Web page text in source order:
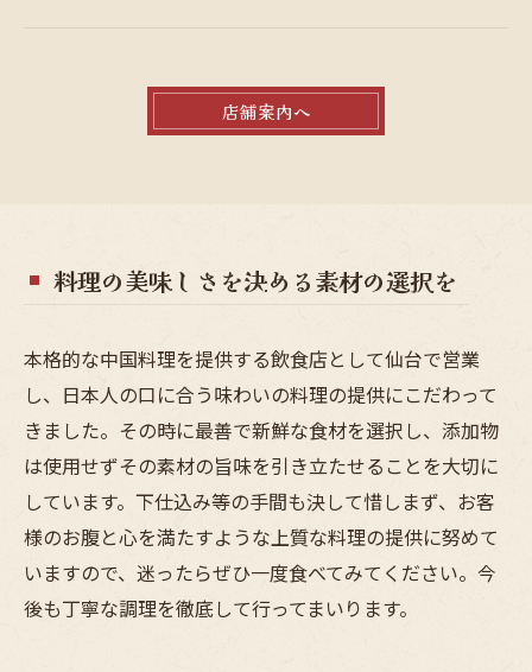
店舗案内へ
料理の美味しさを決める素材の選択を
本格的な中国料理を提供する飲食店として仙台で営業
し、日本人の口に合う味わいの料理の提供にこだわって
きました。その時に最善で新鮮な食材を選択し、添加物
は使用せずその素材の旨味を引き立たせることを大切に
しています。下仕込み等の手間も決して惜しまず、お客
様のお腹と心を満たすような上質な料理の提供に努めて
いますので、迷ったらぜひ一度食べてみてください。今
後も丁寧な調理を徹底して行ってまいります。